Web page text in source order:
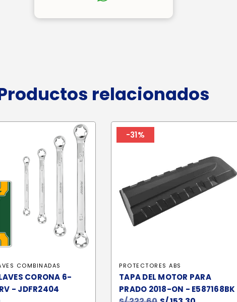
relacionados
COMBINADAS
CORONA 6-
- JDFR2404
-31%
PROTECTORES ABS
TAPA DEL MOTOR PARA
PRADO 2018-ON - E587168BK